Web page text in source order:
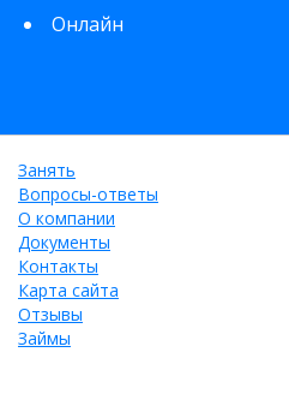
Онлайн
Занять
Вопросы-ответы
О компании
Документы
Контакты
Карта сайта
Отзывы
Займы